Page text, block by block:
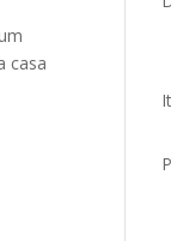
casa